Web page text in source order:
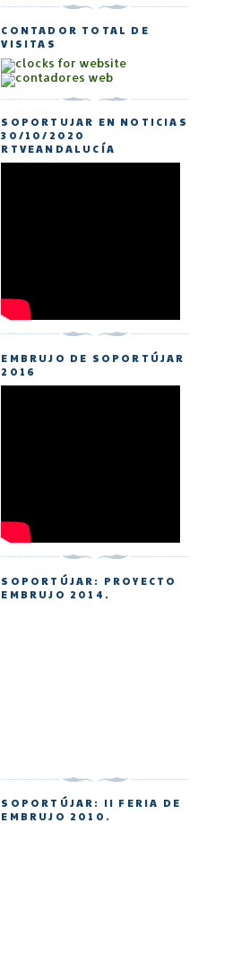
CONTADOR TOTAL DE
VISITAS
SOPORTUJAR EN NOTICIAS
30/10/2020
RTVEANDALUCÍA
EMBRUJO DE SOPORTÚJAR
2016
SOPORTÚJAR: PROYECTO
EMBRUJO 2014.
SOPORTÚJAR: II FERIA DE
EMBRUJO 2010.